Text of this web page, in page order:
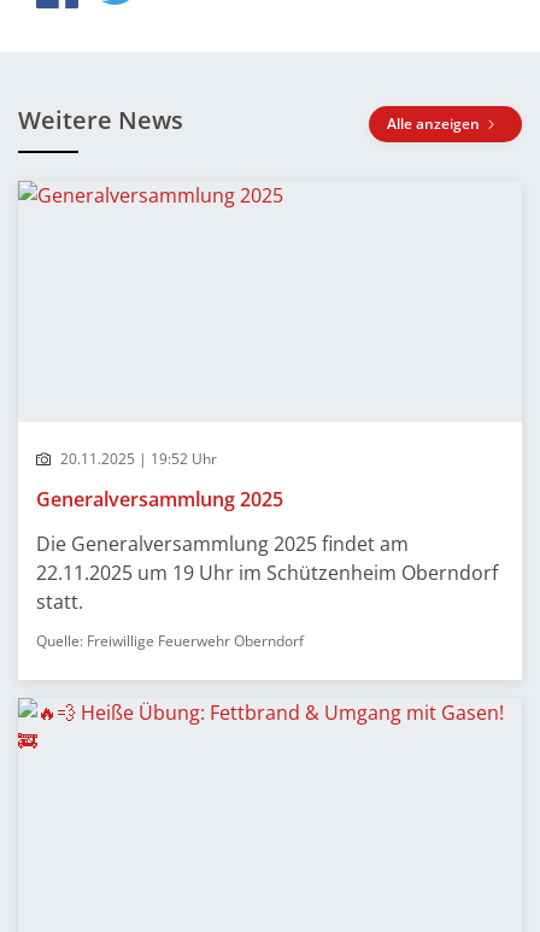
Weitere News Alle anzeigen
20.11.2025 | 19:52 Uhr
Generalversammlung 2025
Die Generalversammlung 2025 findet am
22.11.2025 um 19 Uhr im Schützenheim Oberndorf
statt.
Quelle: Freiwillige Feuerwehr Oberndorf